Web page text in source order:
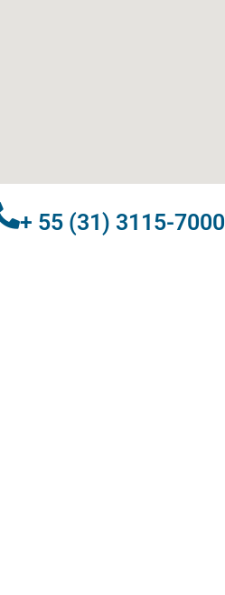
+ 55 (31) 3115-7000​